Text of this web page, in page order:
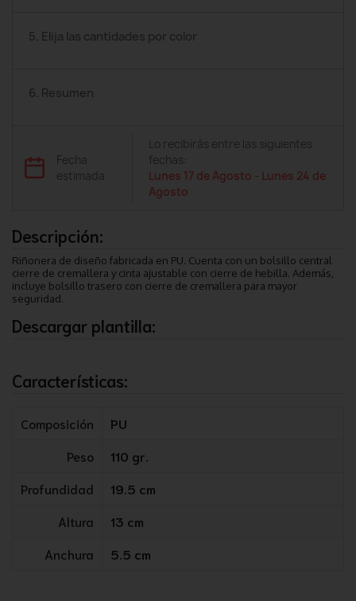
5. Elija las cantidades por color
6. Resumen
Fecha
estimada
Lo recibirás entre las siguientes
fechas:
Lunes 17 de Agosto - Lunes 24 de
Agosto
Descripción:
Riñonera de diseño fabricada en PU. Cuenta con un bolsillo central
cierre de cremallera y cinta ajustable con cierre de hebilla. Además,
incluye bolsillo trasero con cierre de cremallera para mayor
seguridad.
Descargar plantilla:
Características:
Composición
PU
Peso
110 gr.
Profundidad
19.5 cm
Altura
13 cm
Anchura
5.5 cm